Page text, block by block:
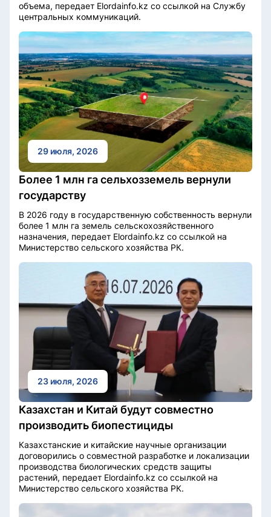
объема, передает Elordainfo.kz со ссылкой на Службу
центральных коммуникаций.
29 июля, 2026
Более 1 млн га сельхозземель вернули
государству
В 2026 году в государственную собственность вернули
более 1 млн га земель сельскохозяйственного
назначения, передает Elordainfo.kz со ссылкой на
Министерство сельского хозяйства РК.
23 июля, 2026
Казахстан и Китай будут совместно
производить биопестициды
Казахстанские и китайские научные организации
договорились о совместной разработке и локализации
производства биологических средств защиты
растений, передает Elordainfo.kz со ссылкой на
Министерство сельского хозяйства РК.